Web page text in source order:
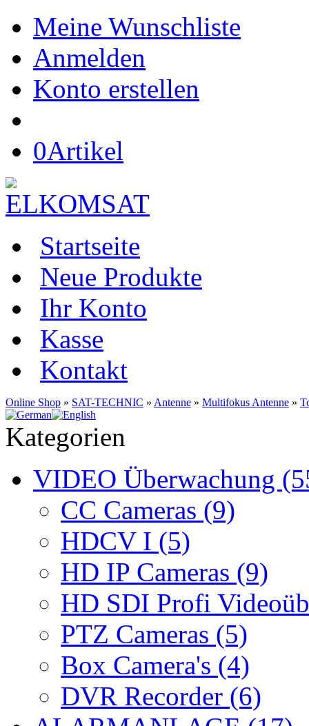
Meine Wunschliste
Anmelden
Konto erstellen
0Artikel
Startseite
Neue Produkte
Ihr Konto
Kasse
Kontakt
Online Shop » SAT-TECHNIC » Antenne » Multifokus Antenne »
Kategorien
VIDEO Überwachung
CC Cameras (9)
HDCV I (5)
HD IP Cameras (9)
HD SDI Profi
PTZ Cameras (5)
Box Camera's (4)
DVR Recorder (6)